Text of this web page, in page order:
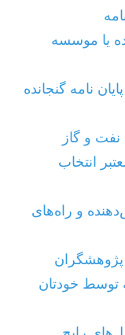
یا موسسه
نامه گنجانده
نفت و گاز
انتخاب
و راه‌های
پژوهشگران
توسط خودتان